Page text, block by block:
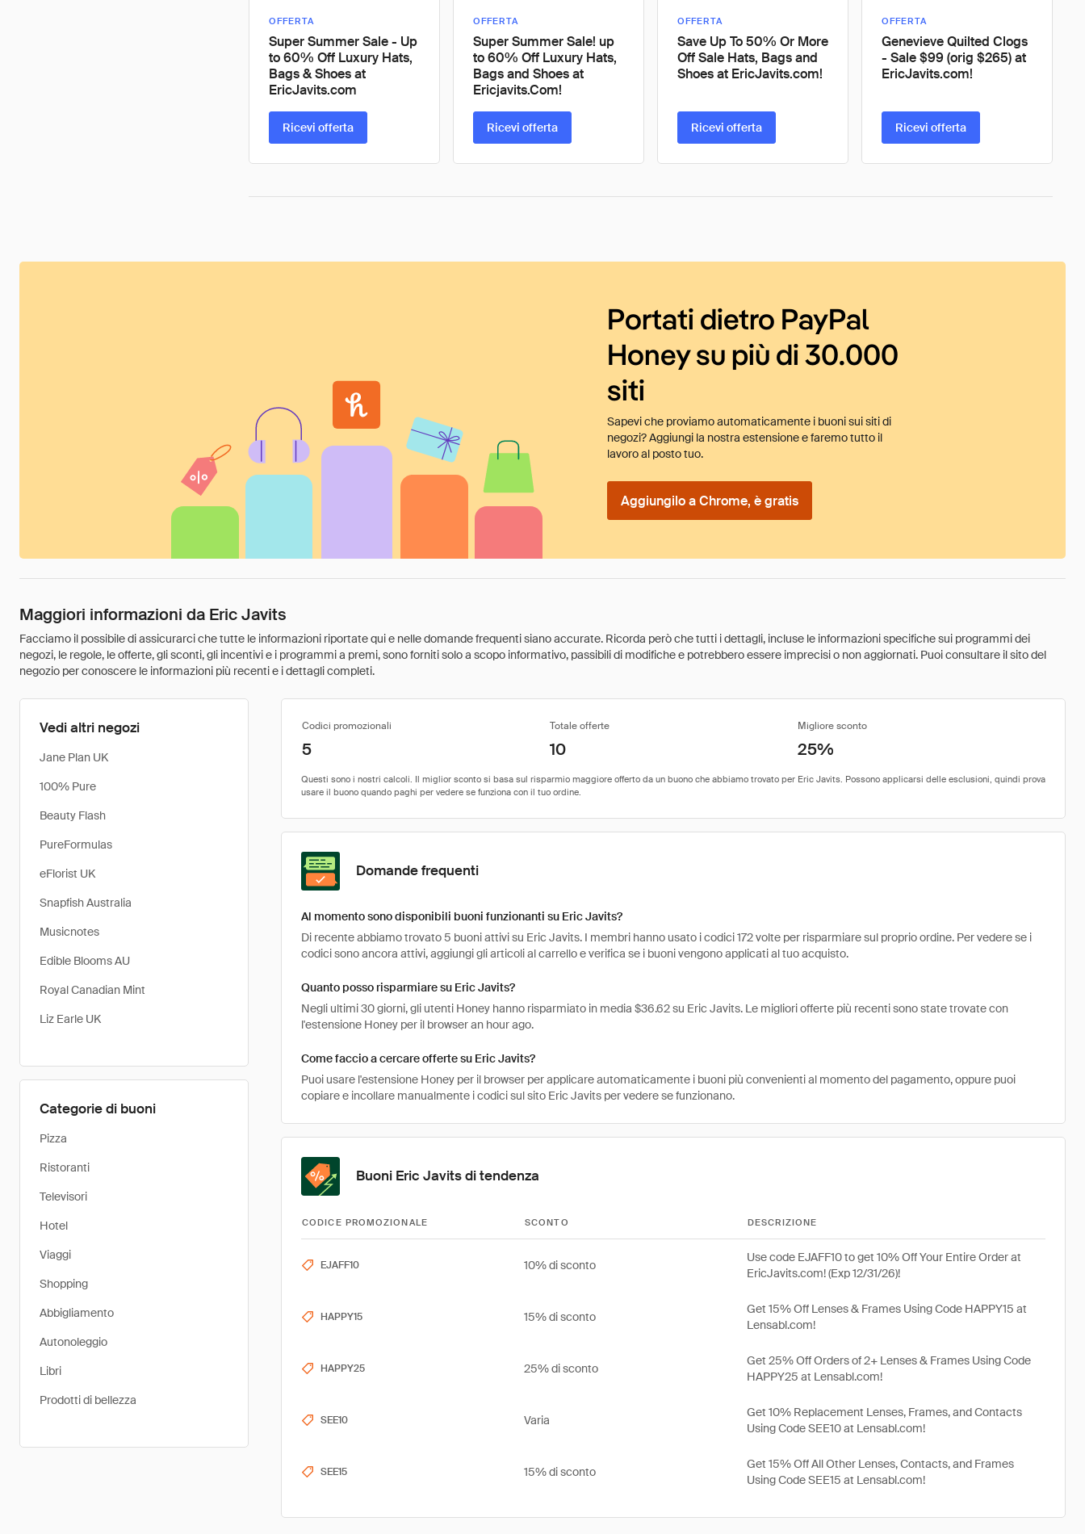
OFFERTA
Super Summer Sale - Up
to 60% Off Luxury Hats,
Bags & Shoes at
EricJavits.com
Ricevi offerta
OFFERTA
Super Summer Sale! up
to 60% Off Luxury Hats,
Bags and Shoes at
Ericjavits.Com!
Ricevi offerta
OFFERTA
Save Up To 50% Or More
Off Sale Hats, Bags and
Shoes at EricJavits.com!
Ricevi offerta
OFFERTA
Genevieve Quilted Clogs
- Sale $99 (orig $265) at
EricJavits.com!
Ricevi offerta
Portati dietro PayPal
Honey su più di 30.000
siti
Sapevi che proviamo automaticamente i buoni sui siti di
negozi? Aggiungi la nostra estensione e faremo tutto il
lavoro al posto tuo.
Aggiungilo a Chrome, è gratis
Maggiori informazioni da Eric Javits
Facciamo il possibile di assicurarci che tutte le informazioni riportate qui e nelle domande frequenti siano accurate. Ricorda però che tutti i dettagli, incluse le informazioni specifiche sui programmi dei
negozi, le regole, le offerte, gli sconti, gli incentivi e i programmi a premi, sono forniti solo a scopo informativo, passibili di modifiche e potrebbero essere imprecisi o non aggiornati. Puoi consultare il sito del
negozio per conoscere le informazioni più recenti e i dettagli completi.
Vedi altri negozi
Jane Plan UK
100% Pure
Beauty Flash
PureFormulas
eFlorist UK
Snapfish Australia
Musicnotes
Edible Blooms AU
Royal Canadian Mint
Liz Earle UK
Categorie di buoni
Pizza
Ristoranti
Televisori
Hotel
Viaggi
Shopping
Abbigliamento
Autonoleggio
Libri
Prodotti di bellezza
Codici promozionali Totale offerte Migliore sconto
5 10 25%
Domande frequenti
Al momento sono disponibili buoni funzionanti su Eric Javits?
Di recente abbiamo trovato 5 buoni attivi su Eric Javits. I membri hanno usato i codici 172 volte per risparmiare sul proprio ordine. Per vedere se i
codici sono ancora attivi, aggiungi gli articoli al carrello e verifica se i buoni vengono applicati al tuo acquisto.
Quanto posso risparmiare su Eric Javits?
Negli ultimi 30 giorni, gli utenti Honey hanno risparmiato in media $36.62 su Eric Javits. Le migliori offerte più recenti sono state trovate con
l'estensione Honey per il browser an hour ago.
Come faccio a cercare offerte su Eric Javits?
Puoi usare l'estensione Honey per il browser per applicare automaticamente i buoni più convenienti al momento del pagamento, oppure puoi
copiare e incollare manualmente i codici sul sito Eric Javits per vedere se funzionano.
Buoni Eric Javits di tendenza
CODICE PROMOZIONALE SCONTO DESCRIZIONE
EJAFF10 10% di sconto
Use code EJAFF10 to get 10% Off Your Entire Order at
EricJavits.com! (Exp 12/31/26)!
HAPPY15 15% di sconto
Get 15% Off Lenses & Frames Using Code HAPPY15 at
Lensabl.com!
HAPPY25 25% di sconto
Get 25% Off Orders of 2+ Lenses & Frames Using Code
HAPPY25 at Lensabl.com!
SEE10 Varia
Get 10% Replacement Lenses, Frames, and Contacts
Using Code SEE10 at Lensabl.com!
SEE15 15% di sconto
Get 15% Off All Other Lenses, Contacts, and Frames
Using Code SEE15 at Lensabl.com!